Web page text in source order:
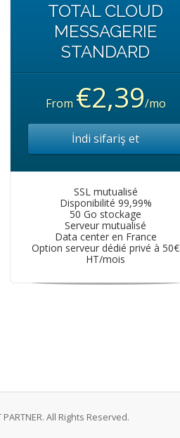
TOTAL CLOUD
MESSAGERIE
STANDARD
From €2,39/mo
İndi sifariş et
SSL mutualisé
Disponibilité 99,99%
50 Go stockage
Serveur mutualisé
Data center en France
Option serveur dédié privé à 50€
HT/mois
All Rights Reserved.